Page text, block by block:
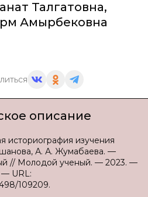
Талгатовна,
Амырбековна
описание
историография изучения
А. А. Жумабаева. —
// Молодой ученый. — 2023. —
URL:
109209.